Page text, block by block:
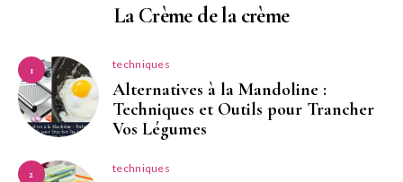
La Crème de la crème
1 techniques
Alternatives à la Mandoline :
Techniques et Outils pour Trancher
Vos Légumes
2 techniques